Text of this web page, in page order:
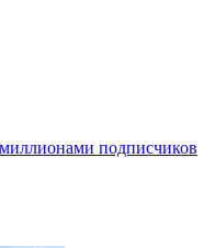
подписчиков